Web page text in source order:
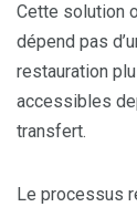
Cette solution
dépend pas
restauration
accessibles
transfert.
Le processus